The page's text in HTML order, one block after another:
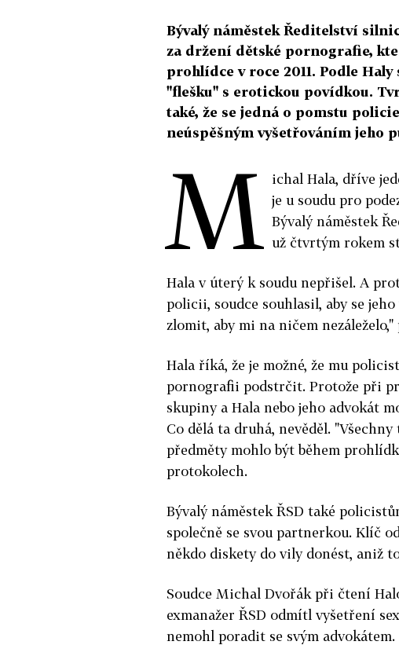
Bývalý náměstek Ředitelství
za držení dětské pornografie,
prohlídce v roce 2011. Podle
"flešku" s erotickou povídkou.
také, že se jedná o pomstu
neúspěšným vyšetřováním jeho
M ichal Hala, dříve
je u soudu pro
Bývalý náměstek
už čtvrtým rokem
Hala v úterý k soudu nepřišel. A
policii, soudce souhlasil, aby se
zlomit, aby mi na ničem
Hala říká, že je možné, že mu
pornografii podstrčit. Protože při
skupiny a Hala nebo jeho advokát
Co dělá ta druhá, nevěděl.
předměty mohlo být během
protokolech.
Bývalý náměstek ŘSD také
společně se svou partnerkou. Klíč
někdo diskety do vily donést, aniž
Soudce Michal Dvořák při čtení
exmanažer ŘSD odmítl vyšetření
nemohl poradit se svým